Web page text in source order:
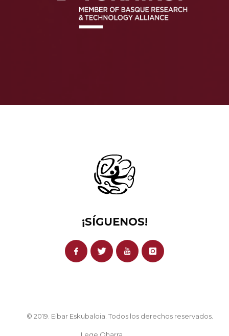
¡SÍGUENOS!
© 2019. Eibar Eskubaloia. Todos los derechos reservados.
Lege Oharra